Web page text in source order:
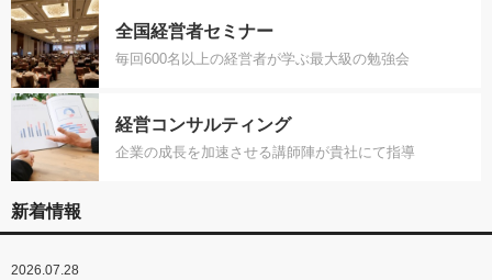
全国経営者セミナー
毎回600名以上の経営者が学ぶ最大級の勉強会
経営コンサルティング
企業の成長を加速させる講師陣が貴社にて指導
新着情報
2026.07.28